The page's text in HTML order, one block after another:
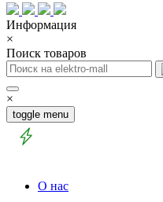
Информация
×
Поиск товаров
×
toggle menu
О нас